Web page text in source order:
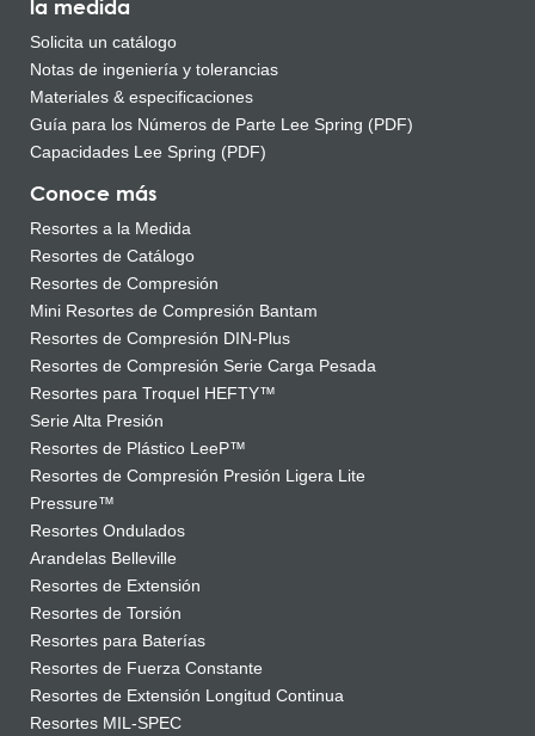
la medida
Solicita un catálogo
Notas de ingeniería y tolerancias
Materiales & especificaciones
Guía para los Números de Parte Lee Spring (PDF)
Capacidades Lee Spring (PDF)
Conoce más
Resortes a la Medida
Resortes de Catálogo
Resortes de Compresión
Mini Resortes de Compresión Bantam
Resortes de Compresión DIN-Plus
Resortes de Compresión Serie Carga Pesada
Resortes para Troquel HEFTY™
Serie Alta Presión
Resortes de Plástico LeeP™
Resortes de Compresión Presión Ligera Lite
Pressure™
Resortes Ondulados
Arandelas Belleville
Resortes de Extensión
Resortes de Torsión
Resortes para Baterías
Resortes de Fuerza Constante
Resortes de Extensión Longitud Continua
Resortes MIL-SPEC